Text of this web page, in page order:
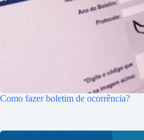
Como fazer boletim de ocorrência?